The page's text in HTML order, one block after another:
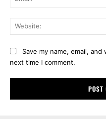
Save my name, email,
next time I comment.